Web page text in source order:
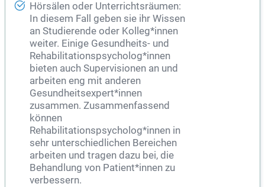
Hörsälen oder Unterrichtsräumen:
In diesem Fall geben sie ihr Wissen
an Studierende oder Kolleg*innen
weiter. Einige Gesundheits- und
Rehabilitationspsycholog*innen
bieten auch Supervisionen an und
arbeiten eng mit anderen
Gesundheitsexpert*innen
zusammen. Zusammenfassend
können
Rehabilitationspsycholog*innen in
sehr unterschiedlichen Bereichen
arbeiten und tragen dazu bei, die
Behandlung von Patient*innen zu
verbessern.